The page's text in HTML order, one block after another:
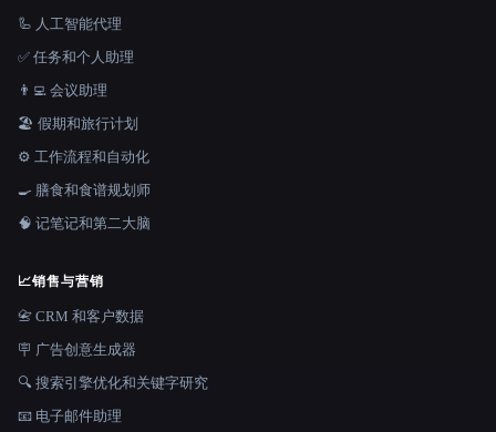
🦾 人工智能代理
✅ 任务和个人助理
👨‍💻 会议助理
🏖 假期和旅行计划
⚙️ 工作流程和自动化
🍳 膳食和食谱规划师
🧠 记笔记和第二大脑
📈销售与营销
📇 CRM 和客户数据
🪧 广告创意生成器
🔍 搜索引擎优化和关键字研究
📧 电子邮件助理